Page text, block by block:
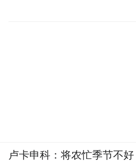
但超大杯，不算在内。
卢卡申科：将农忙季节不好